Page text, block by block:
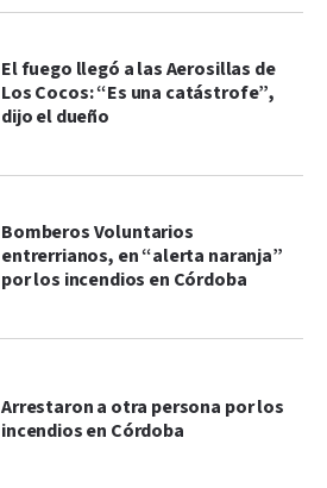
El fuego llegó a las Aerosillas de
Los Cocos: “Es una catástrofe”,
dijo el dueño
Bomberos Voluntarios
entrerrianos, en “alerta naranja”
por los incendios en Córdoba
Arrestaron a otra persona por los
incendios en Córdoba